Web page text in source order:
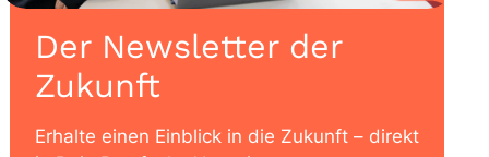
Der Newsletter der
Zukunft
Erhalte einen Einblick in die Zukunft – direkt